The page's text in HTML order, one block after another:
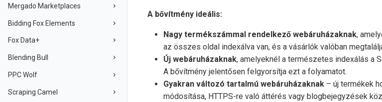
Mergado Marketplaces
Bidding Fox Elements
Fox Data+
Blending Bull
PPC Wolf
Scraping Camel
A bővítmény ideális:
Nagy termékszámmal rendelkező webáruházaknak,
az összes oldal indexálva van, és a vásárlók valóban
Új webáruházaknak, amelyeknél a természetes indexálás a
A bővítmény jelentősen felgyorsítja ezt a folyamatot.
Gyakran változó tartalmú webáruházaknak – új termékek
módosítása, HTTPS-re való áttérés vagy blogbejegyzések